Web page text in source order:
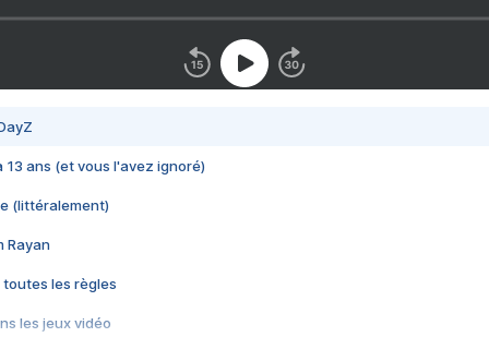
13 ans (et vous l'avez ignoré)
(littéralement)
Rayan
toutes les règles
les jeux vidéo